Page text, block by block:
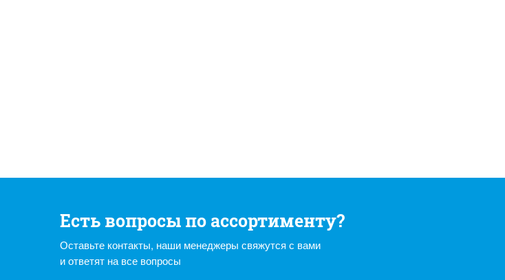
Есть вопросы по ассортименту?
Оставьте контакты, наши менеджеры свяжутся с вами
и ответят на все вопросы